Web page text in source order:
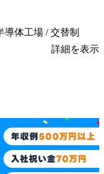
導体工場 / 交替制
詳細を表示